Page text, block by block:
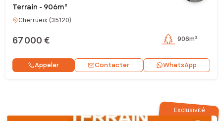
Terrain - 906m²
Cherrueix (35120)
67 000 € 906m²
Appeler Contacter WhatsApp
Exclusivité